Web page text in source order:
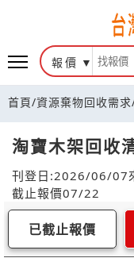
報價
首頁/資源棄物回收需求
淘寶木架回收
刊登日:2026/06/07
截止報價07/22
已截止報價